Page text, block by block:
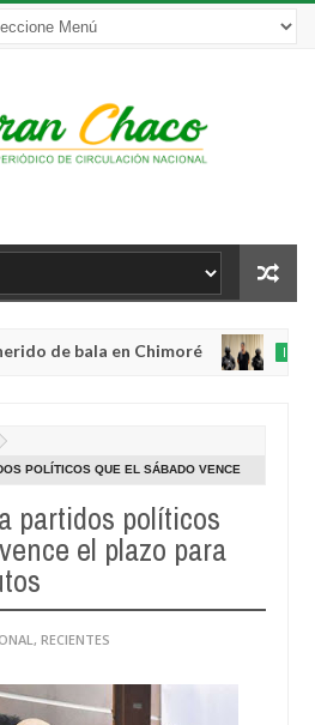
bala en Chimoré
bala en Chimoré
Aug
20260
competencias estratégicas
POLÍTICOS QUE EL SÁBADO VENCE
partidos políticos
el plazo para
, RECIENTES